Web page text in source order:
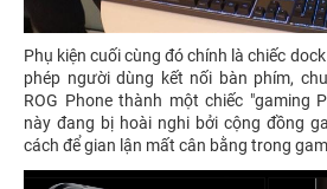
Phụ kiện cuối cùng đó chính là chiếc
phép người dùng kết nối bàn phím,
ROG Phone thành một chiếc "gaming
này đang bị hoài nghi bởi cộng đồng
cách để gian lận mất cân bằng trong